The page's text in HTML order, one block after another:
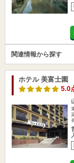
関連情報から探す
ホテル 美富士園
5.0